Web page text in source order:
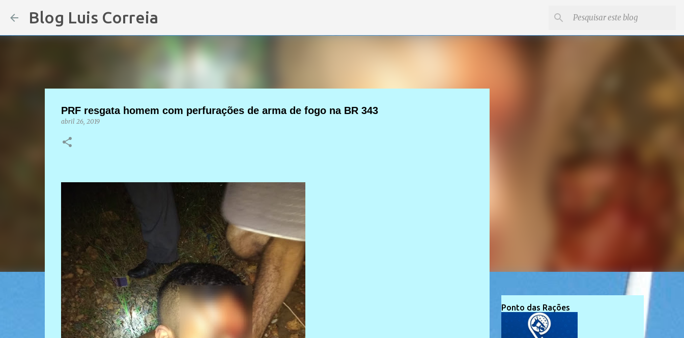
Blog Luis Correia
PRF resgata homem com perfurações de arma de fogo na BR 343
abril 26, 2019
Ponto das Rações